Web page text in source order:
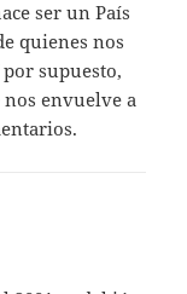
ser un País
quienes nos
supuesto,
envuelve a